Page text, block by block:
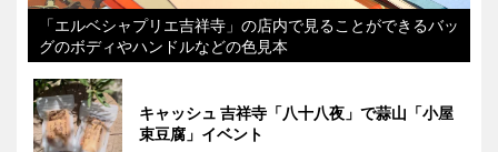
「エルベシャプリエ吉祥寺」の店内で見ることができるバッ
グのボディやハンドルなどの色見本
キャッシュ 吉祥寺「八十八夜」で蒜山「小屋
束豆腐」イベント